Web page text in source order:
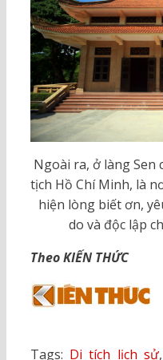
Ngoài ra, ở làng Sen
tịch Hồ Chí Minh, là
hiện lòng biết ơn,
do và độc lập
Theo KIẾN THỨC
Tags: Di tích lịch sử,